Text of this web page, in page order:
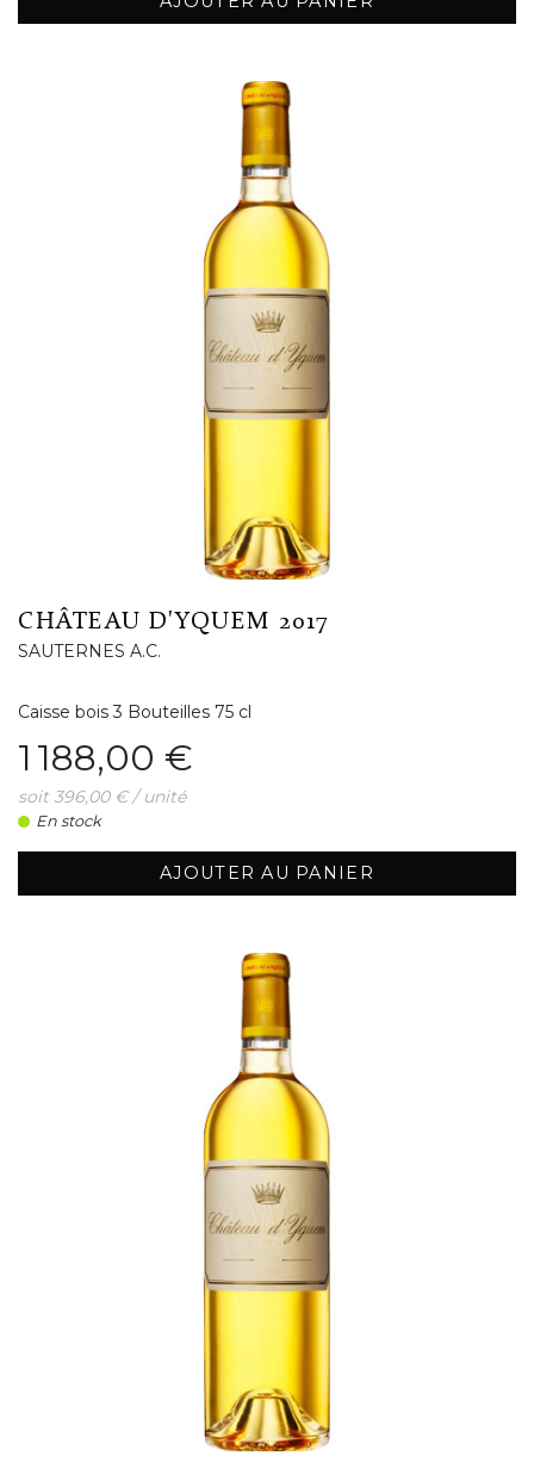
CHÂTEAU D'YQUEM 2017
SAUTERNES A.C.
Caisse bois 3 Bouteilles 75 cl
Prix
1 188,00 €
soit 396,00 € / unité
En stock
AJOUTER AU PANIER